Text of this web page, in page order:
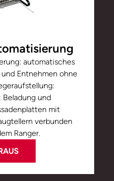
automatisches
Entnehmen ohne
Beladung und
mit
verbunden
Ranger.